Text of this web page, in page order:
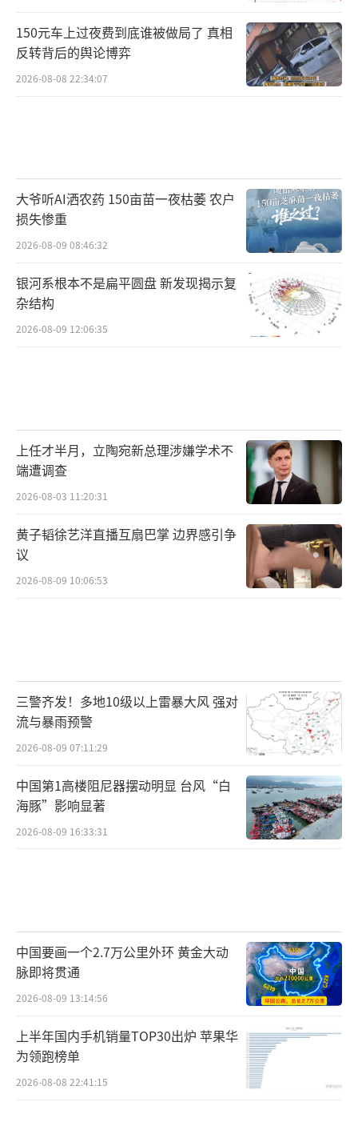
150元车上过夜费到底谁被做局了 真相
反转背后的舆论博弈
2026-08-08 22:34:07
大爷听AI洒农药 150亩苗一夜枯萎 农户
损失惨重
2026-08-09 08:46:32
银河系根本不是扁平圆盘 新发现揭示复
杂结构
2026-08-09 12:06:35
上任才半月，立陶宛新总理涉嫌学术不
端遭调查
2026-08-03 11:20:31
黄子韬徐艺洋直播互扇巴掌 边界感引争
议
2026-08-09 10:06:53
三警齐发！多地10级以上雷暴大风 强对
流与暴雨预警
2026-08-09 07:11:29
中国第1高楼阻尼器摆动明显 台风“白
海豚”影响显著
2026-08-09 16:33:31
中国要画一个2.7万公里外环 黄金大动
脉即将贯通
2026-08-09 13:14:56
上半年国内手机销量TOP30出炉 苹果华
为领跑榜单
2026-08-08 22:41:15